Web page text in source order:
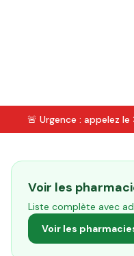
🚨 Urgence : appelez le
Voir les
Liste complète avec
Voir les